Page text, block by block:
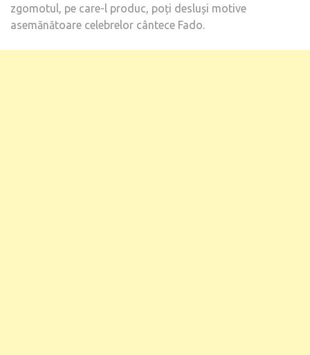
zgomotul, pe care-l produc, poți desluși motive
asemănătoare celebrelor cântece Fado.